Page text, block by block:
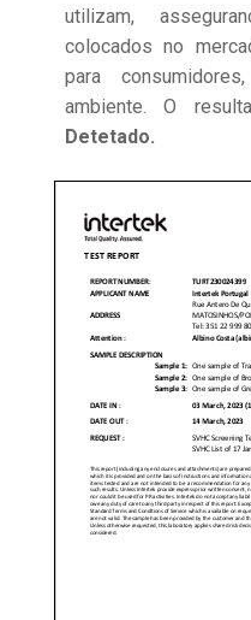
utilizam,
colocados no
para
ambiente. O
Detetado.